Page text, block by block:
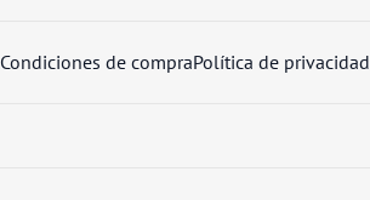
Condiciones de compraPolítica de privacidad